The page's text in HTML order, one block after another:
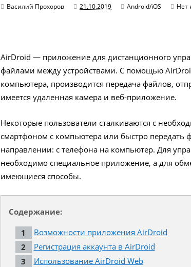
Василий Прохоров 21.10.2019 Android/iOS Нет
AirDroid — приложение для дистанционного
файлами между устройствами. С помощью
компьютера, производится передача файлов,
имеется удаленная камера и веб-приложение.
Некоторые пользователи сталкиваются с
смартфоном с компьютера или быстро
направлении: с телефона на компьютер. Для
необходимо специальное приложение, а для
имеющиеся способы.
Содержание:
Возможности приложения AirDroid
Регистрация аккаунта в AirDroid
Использование AirDroid Web